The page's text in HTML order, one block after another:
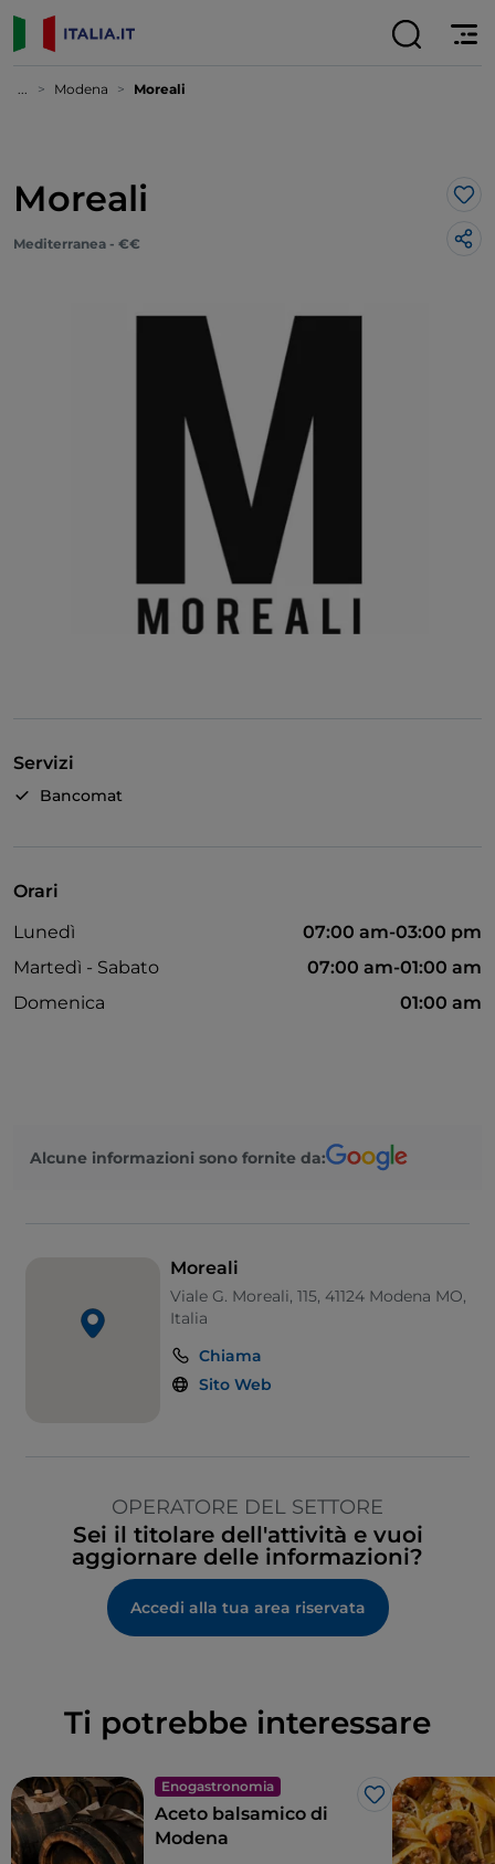
... Modena Moreali
Moreali
Mediterranea - €€
Servizi
Bancomat
Orari
Lunedì
07:00 am-03:00 pm
Martedì - Sabato
07:00 am-01:00 am
Domenica
01:00 am
Alcune informazioni sono fornite da:
Moreali
Viale G. Moreali, 115, 41124 Modena MO,
Italia
Chiama
Sito Web
OPERATORE DEL SETTORE
Sei il titolare dell'attività e vuoi
aggiornare delle informazioni?
Accedi alla tua area riservata
Ti potrebbe interessare
Enogastronomia
Like
Aceto balsamico di
Modena